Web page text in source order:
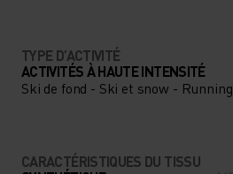
TYPE D’ACTIVITÉ
ACTIVITÉS À HAUTE INTENSITÉ
Ski de fond - Ski et snow - Running
CARACTÉRISTIQUES DU TISSU